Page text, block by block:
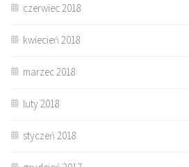
czerwiec 2018
kwiecień 2018
marzec 2018
luty 2018
styczeń 2018